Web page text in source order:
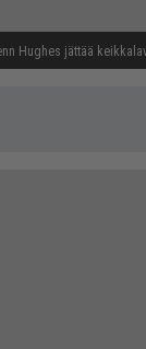
Hughes jättää